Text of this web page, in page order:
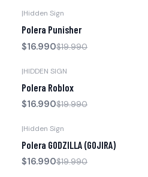
|Hidden Sign
Polera Punisher
$16.990$19.990
|HIDDEN SIGN
Polera Roblox
$16.990$19.990
|Hidden Sign
Polera GODZILLA (GOJIRA)
$16.990$19.990